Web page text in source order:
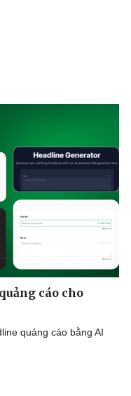
cáo cho
quảng cáo bằng AI